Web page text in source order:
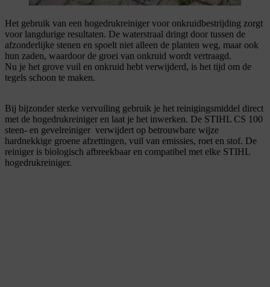
Het gebruik van een hogedrukreiniger voor onkruidbestrijding zorgt
voor langdurige resultaten. De waterstraal dringt door tussen de
afzonderlijke stenen en spoelt niet alleen de planten weg, maar ook
hun zaden, waardoor de groei van onkruid wordt vertraagd.
Nu je het grove vuil en onkruid hebt verwijderd, is het tijd om de
tegels schoon te maken.
Bij bijzonder sterke vervuiling gebruik je het reinigingsmiddel direct
met de hogedrukreiniger en laat je het inwerken. De STIHL CS 100
steen- en gevelreiniger verwijdert op betrouwbare wijze
hardnekkige groene afzettingen, vuil van emissies, roet en stof. De
reiniger is biologisch afbreekbaar en compatibel met elke STIHL
hogedrukreiniger.